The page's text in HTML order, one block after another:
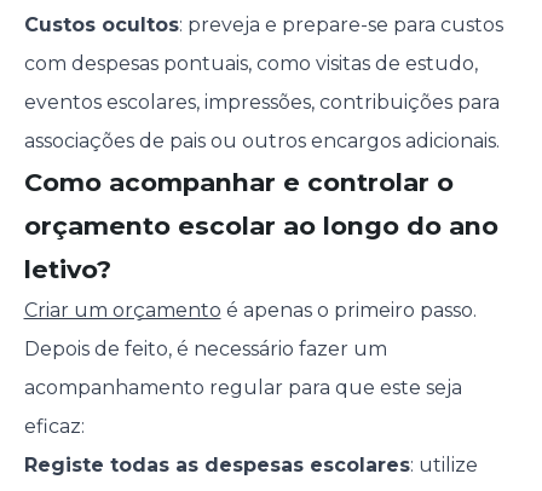
Custos ocultos: preveja e prepare-se para custos
com despesas pontuais, como visitas de estudo,
eventos escolares, impressões, contribuições para
associações de pais ou outros encargos adicionais.
Como acompanhar e controlar o
orçamento escolar ao longo do ano
letivo?
Criar um orçamento é apenas o primeiro passo.
Depois de feito, é necessário fazer um
acompanhamento regular para que este seja
eficaz:
Registe todas as despesas escolares: utilize